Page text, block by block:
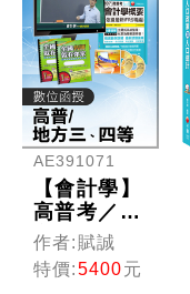
AE391071
【會計學】
高普考／地
方特考 (光
碟版函授)
作者:賦誠
特價:5400元